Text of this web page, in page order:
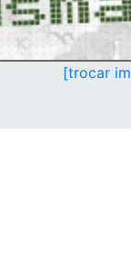
[trocar